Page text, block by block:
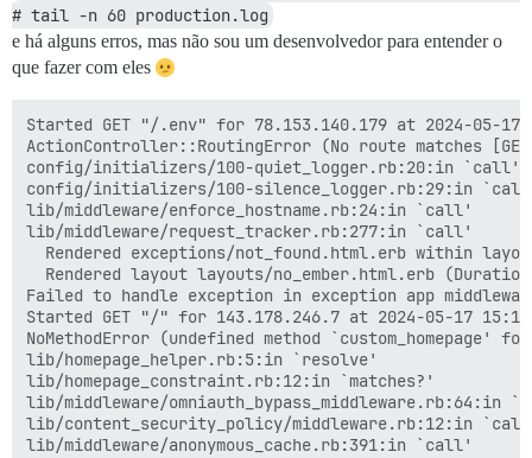
# tail -n 60 production.log
e há alguns erros, mas não sou um desenvolvedor para entender o
que fazer com eles
Started GET "/.env" for 78.153.140.179 at 2024-05-17
ActionController::RoutingError (No route matches
config/initializers/100-quiet_logger.rb:20:in `call'
config/initializers/100-silence_logger.rb:29:in
lib/middleware/enforce_hostname.rb:24:in `call'
lib/middleware/request_tracker.rb:277:in `call'
Rendered exceptions/not_found.html.erb within
Rendered layout layouts/no_ember.html.erb
Failed to handle exception in exception app
Started GET "/" for 143.178.246.7 at 2024-05-17
NoMethodError (undefined method `custom_homepage'
lib/homepage_helper.rb:5:in `resolve'
lib/homepage_constraint.rb:12:in `matches?'
lib/middleware/omniauth_bypass_middleware.rb:64:in
lib/content_security_policy/middleware.rb:12:in
lib/middleware/anonymous_cache.rb:391:in `call'